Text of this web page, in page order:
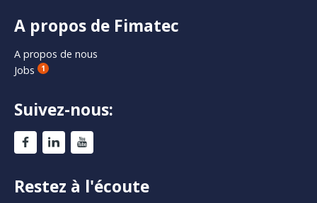
A propos de Fimatec
A propos de nous
Jobs
1
Suivez-nous:
Restez à l'écoute